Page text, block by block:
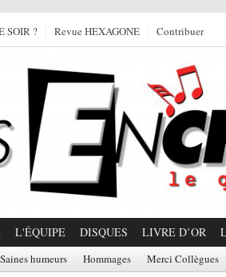
SOIR ? Revue HEXAGONE Contribuer
L'ÉQUIPE DISQUES LIVRE D’OR
Saines humeurs Hommages Merci Collègues